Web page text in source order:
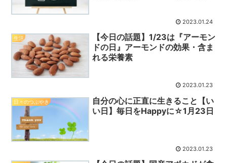
2023.01.24
生活
【今日の話題】1/23は『アーモン
ドの日』アーモンドの効果・含ま
れる栄養素
2023.01.23
日々のつぶやき
自分の心に正直に生きること【い
い日】毎日をHappyに☆1月23日
2023.01.23